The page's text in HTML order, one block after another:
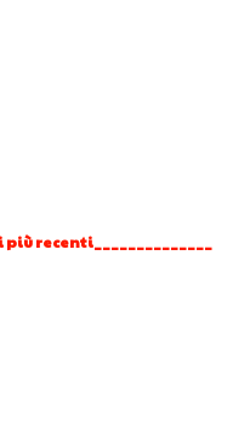
recenti______________